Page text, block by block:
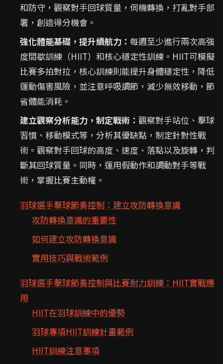
和防守，觀察對手回球質量，伺機轉換，打亂對手部
署，創造得分機會。
強化體能基礎，提升續航力： 每週至少進行兩次高強
度間歇訓練（HIIT）和核心穩定性訓練。HIIT可模擬
比賽多拍對拉，核心訓練則能提升身體穩定性，降低
運動傷害風險，並注意呼吸調節，減少無效移動，節
省體能消耗。
建立觀察分析能力，制定戰術： 觀察對手站位、擊球
習慣、移動模式等，分析其優缺點，制定針對性戰
術。觀察對手回球的高度、速度、落點以及旋轉，判
斷其回球質量。同時，運用假動作和調動對手等戰
術，掌握比賽主動權。
羽球選手擊球節奏控制：建立攻防轉換意識
攻防轉換意識的重要性
如何建立攻防轉換意識
實用技巧與戰術範例
羽球選手擊球節奏控制與比賽耐力訓練：HIIT實戰應
用
HIIT在羽球訓練中的優勢
羽球專項HIIT訓練計畫範例
HIIT訓練注意事項